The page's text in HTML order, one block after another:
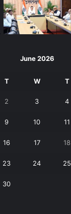
June 2026
T W T
2 3 4
9 10 11
16 17 18
23 24 25
30